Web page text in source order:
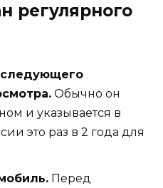
регулярного
Обычно он
и указывается в
это раз в 2 года для
Перед